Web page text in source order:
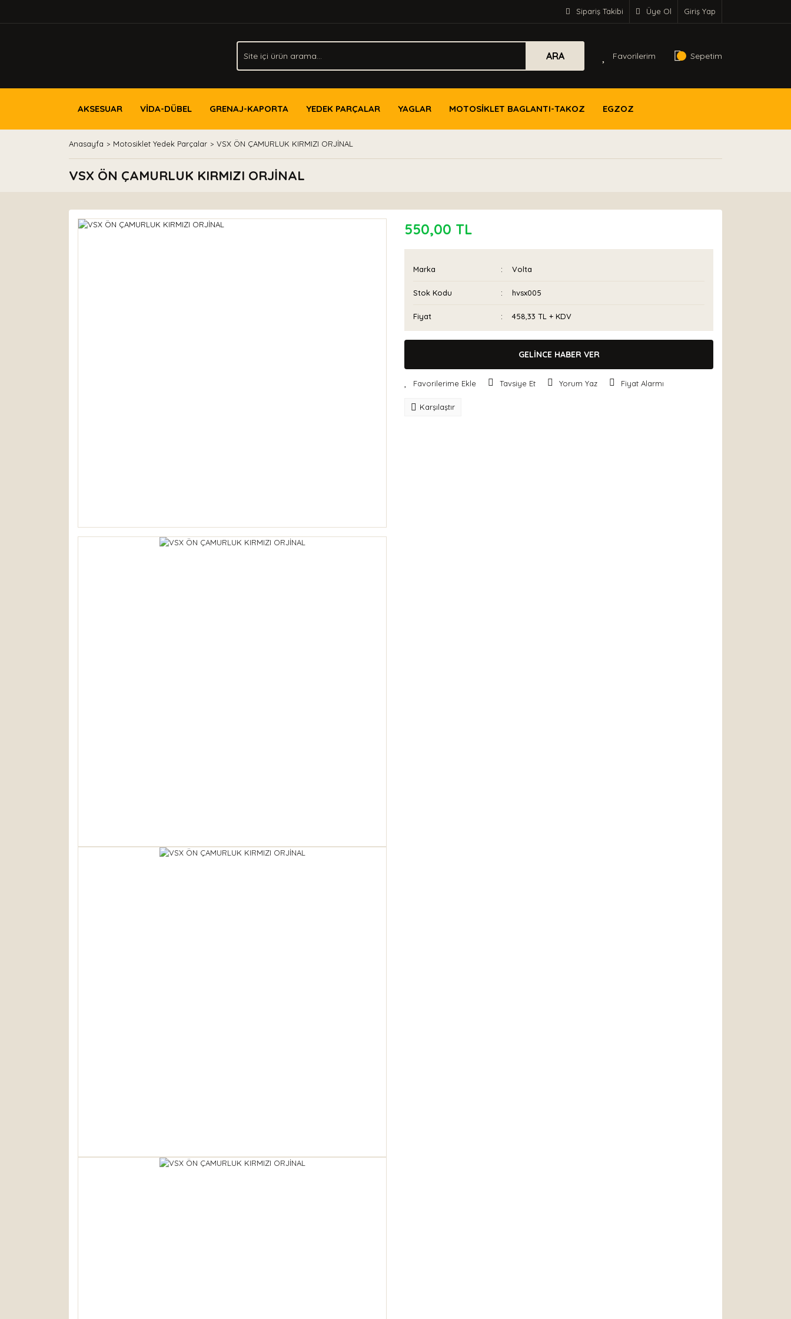
Sipariş Takibi Üye Ol Giriş Yap
ARA Favorilerim Sepetim
AKSESUAR VİDA-DÜBEL GRENAJ-KAPORTA YEDEK PARÇALAR YAGLAR MOTOSİKLET BAGLANTI-TAKOZ EGZOZ
Anasayfa Motosiklet Yedek Parçalar VSX ÖN ÇAMURLUK KIRMIZI ORJİNAL
VSX ÖN ÇAMURLUK KIRMIZI ORJİNAL
550,00 TL
Marka Volta
Stok Kodu hvsx005
Fiyat 458,33 TL + KDV
GELİNCE HABER VER
Tavsiye Et Yorum Yaz Fiyat Alarmı
Karşılaştır